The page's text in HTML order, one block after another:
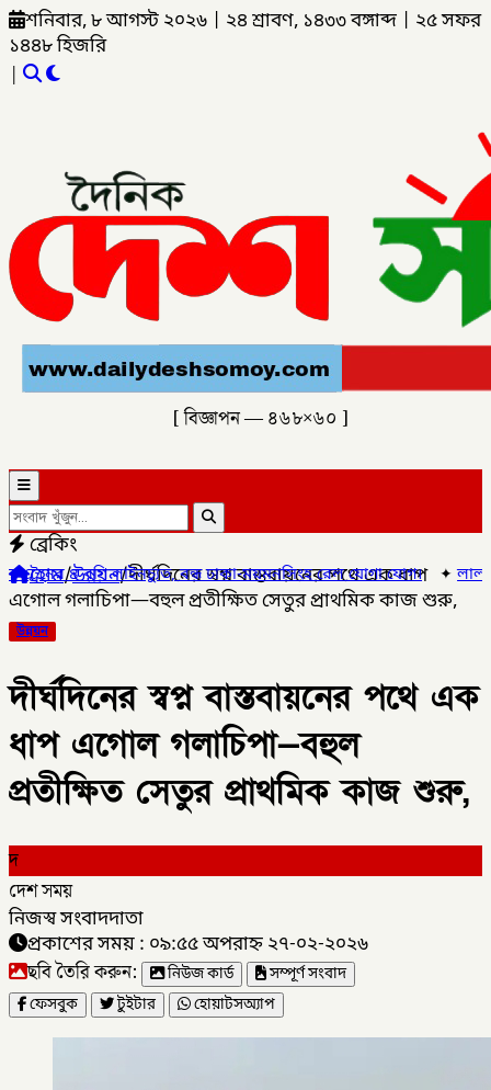
শনিবার, ৮ আগস্ট ২০২৬ ২৪ শ্রাবণ, ১৪৩৩ বঙ্গাব্দ
২৫ সফর
১৪৪৮ হিজরি
|
[ বিজ্ঞাপন — ৪৬৮×৬০ ]
ব্রেকিং
লাইনচ্যুত, বন্ধ ঢাকা-ময়মনসিংহ রেল যোগা যোগ।✦লালমনিরহাট
হোম/উন্নয়ন/দীর্ঘদিনের স্বপ্ন বাস্তবায়নের পথে এক ধাপ
এগোল গলাচিপা—বহুল প্রতীক্ষিত সেতুর প্রাথমিক কাজ শুরু,
উন্নয়ন
দীর্ঘদিনের স্বপ্ন বাস্তবায়নের পথে এক
ধাপ এগোল গলাচিপা—বহুল
প্রতীক্ষিত সেতুর প্রাথমিক কাজ শুরু,
দ
দেশ সময়
নিজস্ব সংবাদদাতা
প্রকাশের সময় : ০৯:৫৫ অপরাহ্ন ২৭-০২-২০২৬
ছবি তৈরি করুন: নিউজ কার্ড
সম্পূর্ণ সংবাদ
ফেসবুক
টুইটার হোয়াটসঅ্যাপ